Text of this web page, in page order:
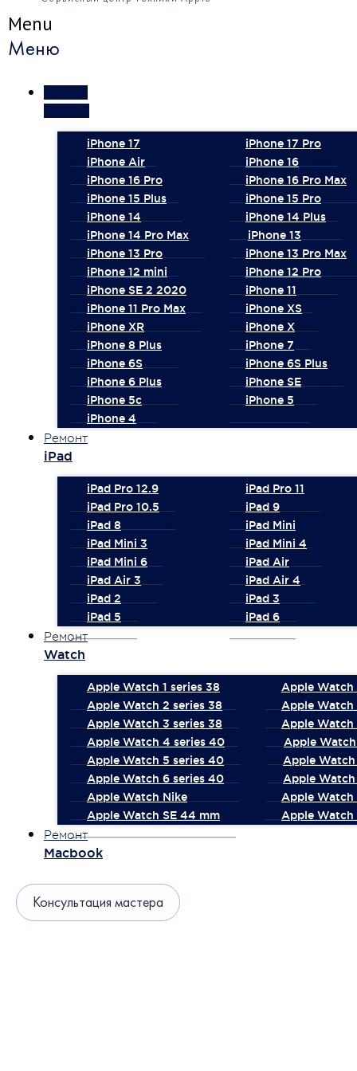
Menu
Меню
iPhone 17
iPhone 17 Pro
iPhone Air
iPhone 16
iPhone 16 Pro
iPhone 16 Pro Max
iPhone 15 Plus
iPhone 15 Pro
iPhone 14
iPhone 14 Plus
iPhone 14 Pro Max
iPhone 13
iPhone 13 Pro
iPhone 13 Pro Max
iPhone 12 mini
iPhone 12 Pro
iPhone SE 2 2020
iPhone 11
iPhone 11 Pro Max
iPhone XS
iPhone XR
iPhone X
iPhone 8 Plus
iPhone 7
iPhone 6S
iPhone 6S Plus
iPhone 6 Plus
iPhone SE
iPhone 5c
iPhone 5
iPhone 4
Ремонт
iPad
iPad Pro 12.9
iPad Pro 11
iPad Pro 10.5
iPad 9
iPad 8
iPad Mini
iPad Mini 3
iPad Mini 4
iPad Mini 6
iPad Air
iPad Air 3
iPad Air 4
iPad 2
iPad 3
iPad 5
iPad 6
Ремонт
Watch
Apple Watch 1 series 38
Apple Watch
Apple Watch 2 series 38
Apple Watch
Apple Watch 3 series 38
Apple Watch
Apple Watch 4 series 40
Apple
Apple Watch 5 series 40
Apple
Apple Watch 6 series 40
Apple
Apple Watch Nike
Apple Watch
Apple Watch SE 44 mm
Apple Watch
Ремонт
Macbook
Консультация мастера